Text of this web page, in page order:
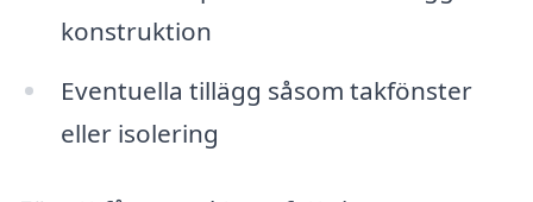
konstruktion
Eventuella tillägg såsom takfönster
eller isolering